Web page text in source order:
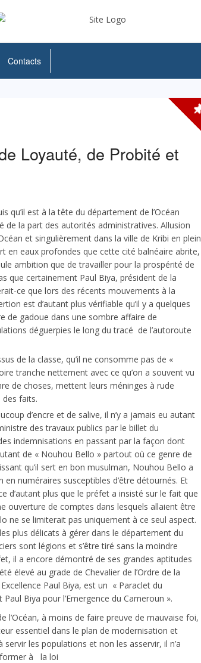
Contacts
Loyauté, de Probité et
qu’il est à la tête du département de l’Océan
de la part des autorités administratives. Allusion
et singulièrement dans la ville de Kribi en plein
en eaux profondes que cette cité balnéaire abrite,
ambition que de travailler pour la prospérité de
que certainement Paul Biya, président de la
ce que lors des récents mouvements à la
est d’autant plus vérifiable qu’il y a quelques
de gadoue dans une sombre affaire de
déguerpies le long du tracé de l’autoroute
de la classe, qu’il ne consomme pas de «
tranche nettement avec ce qu’on a souvent vu
de choses, mettent leurs méninges à rude
faits.
d’encre et de salive, il n’y a jamais eu autant
des travaux publics par le billet du
indemnisations en passant par la façon dont
de « Nouhou Bello » partout où ce genre de
qu’il sert en bon musulman, Nouhou Bello a
numéraires susceptibles d’être détournés. Et
d’autant plus que le préfet a insisté sur le fait que
ouverture de comptes dans lesquels allaient être
ne se limiterait pas uniquement à ce seul aspect.
plus délicats à gérer dans le département du
sont légions et s’être tiré sans la moindre
il a encore démontré de ses grandes aptitudes
élevé au grade de Chevalier de l’Ordre de la
Paul Biya, est un « Paraclet du
Biya pour l’Emergence du Cameroun ».
l’Océan, à moins de faire preuve de mauvaise foi,
essentiel dans le plan de modernisation et
les populations et non les asservir, il n’a
à la loi